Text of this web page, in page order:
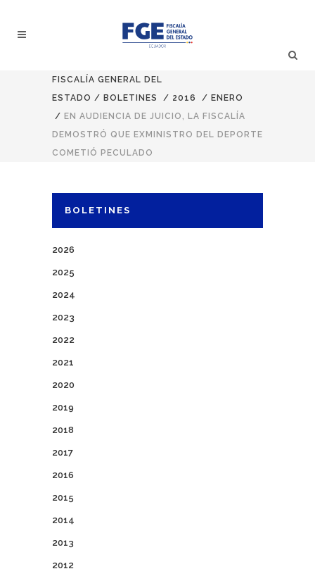
FISCALÍA GENERAL DEL
ESTADO / BOLETINES / 2016 / ENERO
/ EN AUDIENCIA DE JUICIO, LA FISCALÍA
DEMOSTRÓ QUE EXMINISTRO DEL DEPORTE
COMETIÓ PECULADO
BOLETINES
2026
2025
2024
2023
2022
2021
2020
2019
2018
2017
2016
2015
2014
2013
2012